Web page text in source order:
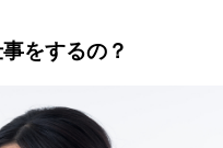
をするの？